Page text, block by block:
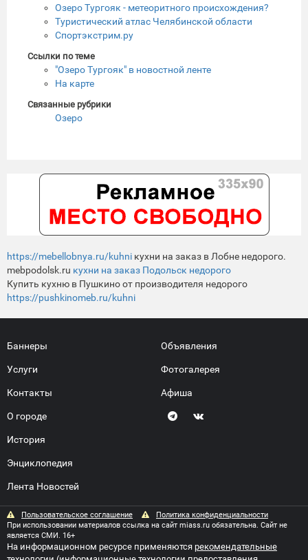
Озеро Тургояк - метеоритного происхождения?
Туристический атлас Челябинской области
Спортэкстрим.ру
Ссылки по теме
"Озеро Тургояк" в новостной ленте
На карте
Связанные рубрики
Озеро
https://mebellobnya.ru/kuhni кухни на заказ в Лобне недорого.
mebpodolsk.ru кухни на заказ Подольск недорого
Купить кухню в Пушкино от производителя недорого
https://pushkinomeb.ru/kuhni
Баннеры
Услуги
Контакты
О городе
История
Энциклопедия
Лента Новостей
Объявления
Фотогалерея
Афиша
Пользовательское соглашение
Политика конфиденциальности
При использовании материалов ссылка на сайт miass.ru обязательна. Сайт не
является СМИ. 16+
На информационном ресурсе применяются рекомендательные